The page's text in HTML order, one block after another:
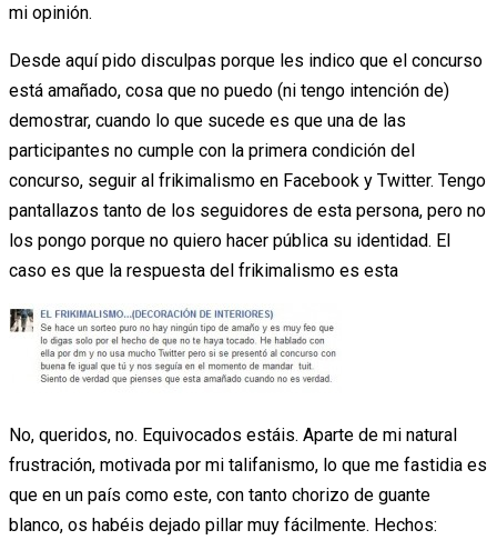
mi opinión.
Desde aquí pido disculpas porque les indico que el concurso
está amañado, cosa que no puedo (ni tengo intención de)
demostrar, cuando lo que sucede es que una de las
participantes no cumple con la primera condición del
concurso, seguir al frikimalismo en Facebook y Twitter. Tengo
pantallazos tanto de los seguidores de esta persona, pero no
los pongo porque no quiero hacer pública su identidad. El
caso es que la respuesta del frikimalismo es esta
No, queridos, no. Equivocados estáis. Aparte de mi natural
frustración, motivada por mi talifanismo, lo que me fastidia es
que en un país como este, con tanto chorizo de guante
blanco, os habéis dejado pillar muy fácilmente. Hechos: